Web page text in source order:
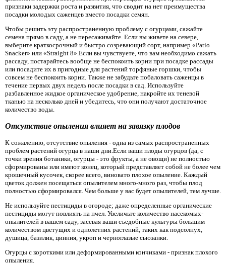
признаки задержки роста и развития, что сводит на нет преимущества
посадки молодых саженцев вместо посадки семян.
Чтобы решить эту распространенную проблему с огурцами, сажайте
семена прямо в саду, а не пересаживайте. Если вы живете на севере,
выберите краткосрочный и быстро созревающий сорт, например «Patio
Snacker» или «Straight 8».Если вы чувствуете, что вам необходимо сажать
рассаду, постарайтесь вообще не беспокоить корни при посадке рассады
или посадите их в пригодные для растений торфяные горшки, чтобы
совсем не беспокоить корни. Также не забудьте побаловать саженцы в
течение первых двух недель после посадки в сад. Используйте
разбавленное жидкое органическое удобрение, накройте их теневой
тканью на несколько дней и убедитесь, что они получают достаточное
количество воды.
Отсутствие опыления влияет на завязку плодов
К сожалению, отсутствие опыления - одна из самых распространенных
проблем растений огурца в наши дни.Если ваши плоды огурцов (да, с
точки зрения ботаники, огурцы - это фрукты, а не овощи) не полностью
сформированы или имеют конец, который представляет собой не более чем
крошечный кусочек, скорее всего, виновато плохое опыление. Каждый
цветок должен посещаться опылителем много-много раз, чтобы плод
полностью сформировался. Чем больше у вас будет опылителей, тем лучше.
Не используйте пестициды в огороде; даже определенные органические
пестициды могут повлиять на пчел. Увеличьте количество насекомых-
опылителей в вашем саду, засевая ваши съедобные культуры большим
количеством цветущих и однолетних растений, таких как подсолнух,
душица, базилик, цинния, укроп и черноглазые сьюзанки.
Огурцы с короткими или деформированными кончиками - признак плохого
опыления.